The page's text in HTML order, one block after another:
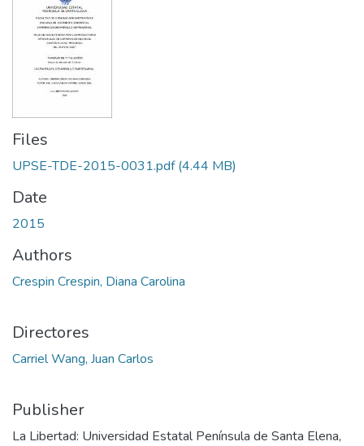
Files
UPSE-TDE-2015-0031.pdf(4.44 MB)
Date
2015
Authors
Crespin Crespin, Diana Carolina
Directores
Carriel Wang, Juan Carlos
Publisher
La Libertad: Universidad Estatal Península de Santa Elena,